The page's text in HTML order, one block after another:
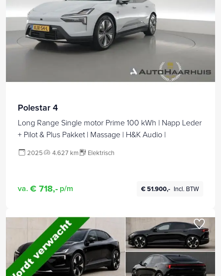
Polestar 4
Long Range Single motor Prime 100 kWh | Napp Leder
+ Pilot & Plus Pakket | Massage | H&K Audio |
2025 4.627 km Elektrisch
va. € 718,- p/m € 51.900,- Incl. BTW